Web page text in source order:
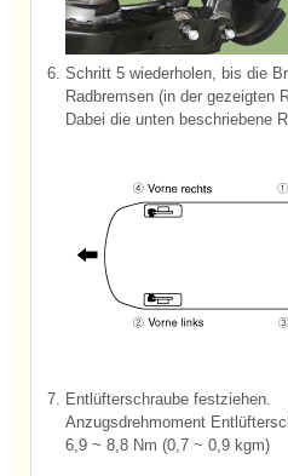
6. Schritt 5 wiederholen, bis die
Radbremsen (in der gezeigten
Dabei die unten beschriebene
7. Entlüfterschraube festziehen.
Anzugsdrehmoment
6,9 ~ 8,8 Nm (0,7 ~ 0,9 kgm)